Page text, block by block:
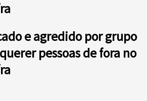
e agredido por grupo
pessoas de fora no